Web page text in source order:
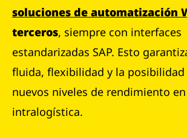
soluciones de automatización
terceros, siempre con interfaces
estandarizadas SAP. Esto
fluida, flexibilidad y la posibilidad
nuevos niveles de rendimiento
intralogística.